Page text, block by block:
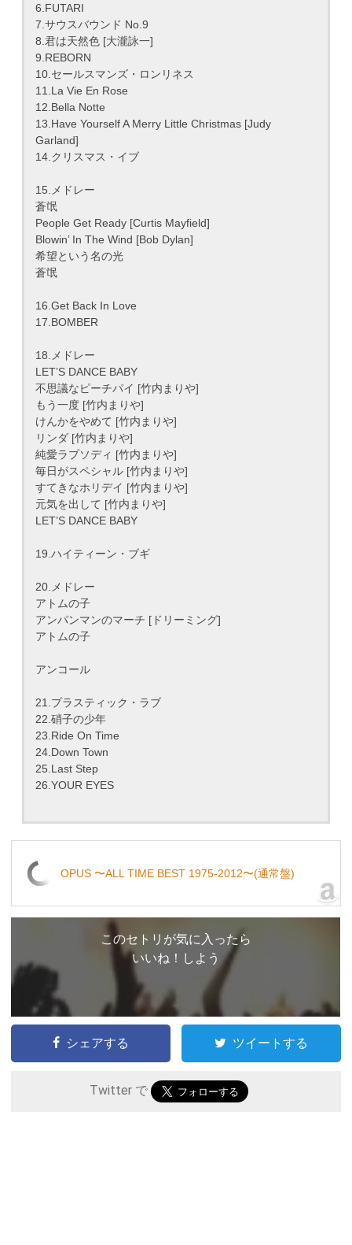
6.FUTARI
7.サウスバウンド No.9
8.君は天然色 [大瀧詠一]
9.REBORN
10.セールスマンズ・ロンリネス
11.La Vie En Rose
12.Bella Notte
13.Have Yourself A Merry Little Christmas [Judy
Garland]
14.クリスマス・イブ
15.メドレー
蒼氓
People Get Ready [Curtis Mayfield]
Blowin’ In The Wind [Bob Dylan]
希望という名の光
蒼氓
16.Get Back In Love
17.BOMBER
18.メドレー
LET’S DANCE BABY
不思議なピーチパイ [竹内まりや]
もう一度 [竹内まりや]
けんかをやめて [竹内まりや]
リンダ [竹内まりや]
純愛ラプソディ [竹内まりや]
毎日がスペシャル [竹内まりや]
すてきなホリデイ [竹内まりや]
元気を出して [竹内まりや]
LET’S DANCE BABY
19.ハイティーン・ブギ
20.メドレー
アトムの子
アンパンマンのマーチ [ドリーミング]
アトムの子
アンコール
21.プラスティック・ラブ
22.硝子の少年
23.Ride On Time
24.Down Town
25.Last Step
26.YOUR EYES
OPUS 〜ALL TIME BEST 1975-2012〜(通常盤)
このセトリが気に入ったら
いいね！しよう
シェアする ツイートする
Twitter で